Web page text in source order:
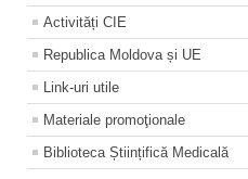
Activități CIE
Republica Moldova și UE
Link-uri utile
Materiale promoţionale
Biblioteca Științifică Medicală